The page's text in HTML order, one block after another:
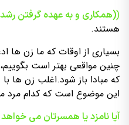
((همکاری و به عهده گرفتن
هستند.
بسیاری از اوقات که ما زن ها
چنین مواقعی بهتر است
که مبادا باز شود.اغلب زن ها
این موضوع است که کدام مرد
آیا نامزد یا همسرتان می